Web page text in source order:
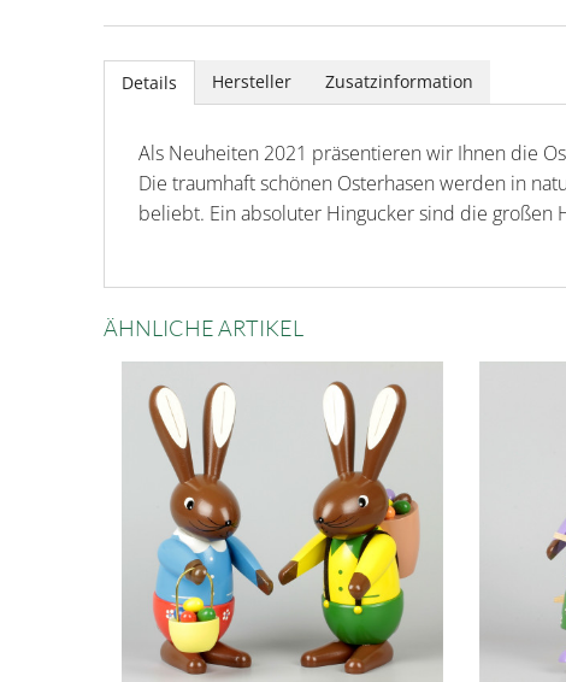
Details Hersteller Zusatzinformation
Als Neuheiten 2021 präsentieren wir Ihnen die
Die traumhaft schönen Osterhasen werden in
beliebt. Ein absoluter Hingucker sind die großen
ÄHNLICHE ARTIKEL